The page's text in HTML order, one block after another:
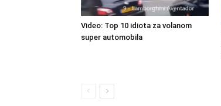
Video: Top 10 idiota za volanom
super automobila